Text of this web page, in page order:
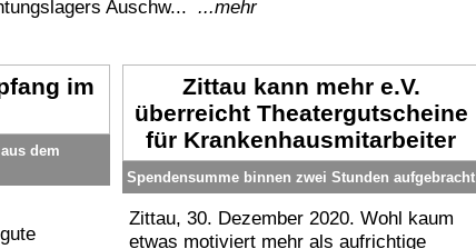
Auschw... ...mehr
im
dem
Zittau kann mehr e.V.
überreicht Theatergutscheine
für Krankenhausmitarbeiter
Spendensumme binnen zwei Stunden aufgebracht
Zittau, 30. Dezember 2020. Wohl kaum
etwas motiviert mehr als aufrichtige